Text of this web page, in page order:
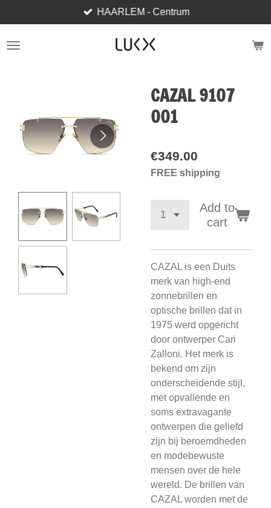
to
main
HAARLEM - Centrum
CAZAL 9107
001
€349.00
FREE shipping
Add to
cart
CAZAL is een Duits
merk van high-end
zonnebrillen en
optische brillen dat in
1975 werd opgericht
door ontwerper Cari
Zalloni. Het merk is
bekend om zijn
onderscheidende stijl,
met opvallende en
soms extravagante
ontwerpen die geliefd
zijn bij beroemdheden
en modebewuste
mensen over de hele
wereld. De brillen van
CAZAL worden met de